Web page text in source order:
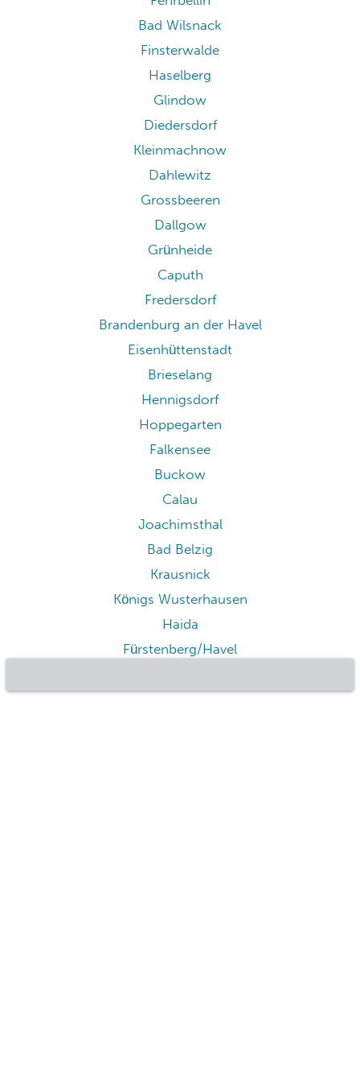
Bad Wilsnack
Finsterwalde
Haselberg
Glindow
Diedersdorf
Kleinmachnow
Dahlewitz
Grossbeeren
Dallgow
Grünheide
Caputh
Fredersdorf
Brandenburg an der Havel
Eisenhüttenstadt
Brieselang
Hennigsdorf
Hoppegarten
Falkensee
Buckow
Calau
Joachimsthal
Bad Belzig
Krausnick
Königs Wusterhausen
Haida
Fürstenberg/Havel